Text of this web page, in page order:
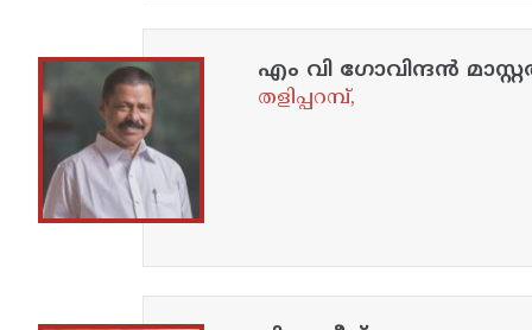
എം വി ഗോവിന്ദൻ
തളിപ്പറമ്പ്,